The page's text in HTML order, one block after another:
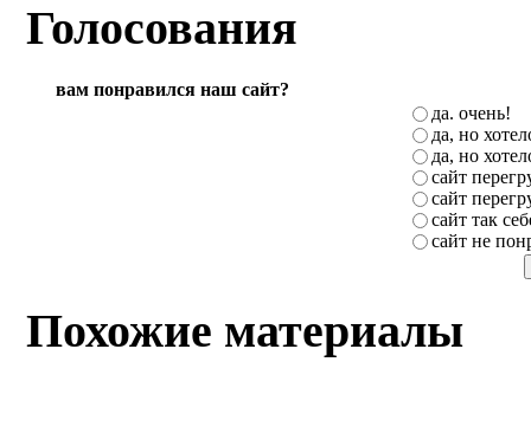
Голосования
вам понравился наш сайт?
да. очень!
да, но
да, но
сайт
сайт
сайт так
сайт не
Похожие материалы